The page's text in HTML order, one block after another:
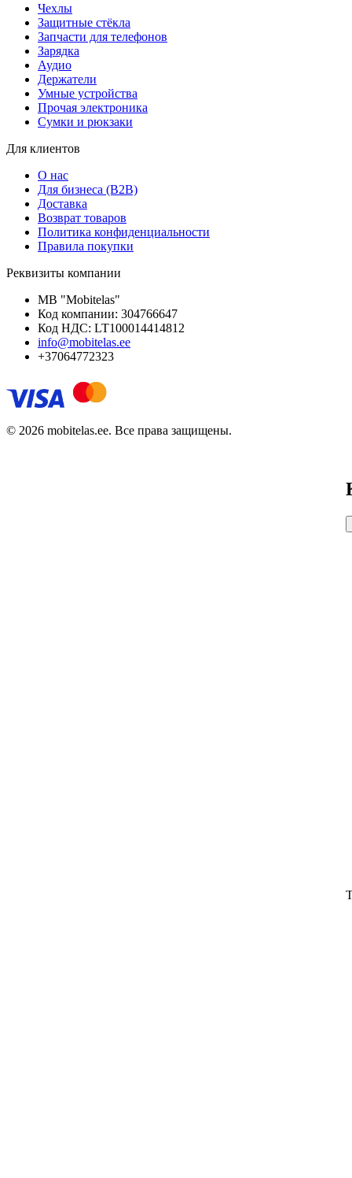
Чехлы
Защитные стёкла
Запчасти для телефонов
Зарядка
Аудио
Держатели
Умные устройства
Прочая электроника
Сумки и рюкзаки
Для клиентов
О нас
Для бизнеса (B2B)
Доставка
Возврат товаров
Политика конфиденциальности
Правила покупки
Реквизиты компании
MB "Mobitelas"
Код компании: 304766647
Код НДС: LT100014414812
info@mobitelas.ee
+37064772323
© 2026 mobitelas.ee. Все права защищены.